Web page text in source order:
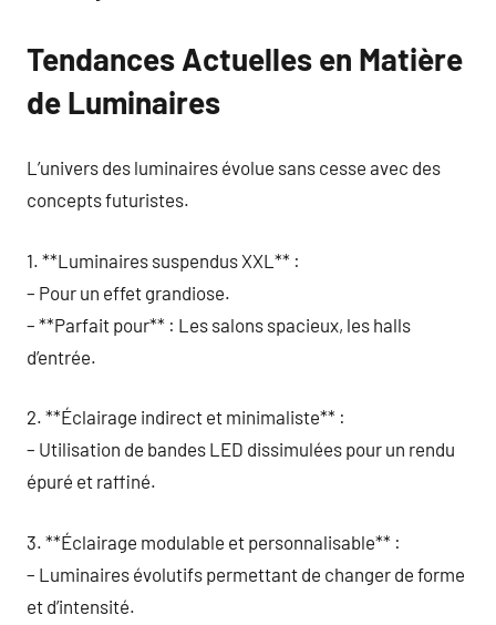
Tendances Actuelles en Matière
de Luminaires
L’univers des luminaires évolue sans cesse avec des
concepts futuristes.
1. **Luminaires suspendus XXL** :
– Pour un effet grandiose.
– **Parfait pour** : Les salons spacieux, les halls
d’entrée.
2. **Éclairage indirect et minimaliste** :
– Utilisation de bandes LED dissimulées pour un rendu
épuré et raffiné.
3. **Éclairage modulable et personnalisable** :
– Luminaires évolutifs permettant de changer de forme
et d’intensité.